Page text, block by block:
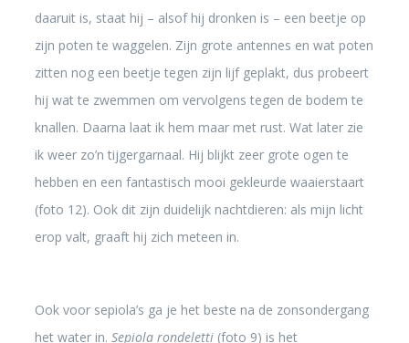
daaruit is, staat hij – alsof hij dronken is – een beetje op
zijn poten te waggelen. Zijn grote antennes en wat poten
zitten nog een beetje tegen zijn lijf geplakt, dus probeert
hij wat te zwemmen om vervolgens tegen de bodem te
knallen. Daarna laat ik hem maar met rust. Wat later zie
ik weer zo’n tijgergarnaal. Hij blijkt zeer grote ogen te
hebben en een fantastisch mooi gekleurde waaierstaart
(foto 12). Ook dit zijn duidelijk nachtdieren: als mijn licht
erop valt, graaft hij zich meteen in.
Ook voor sepiola’s ga je het beste na de zonsondergang
het water in. Sepiola rondeletti(foto 9) is het